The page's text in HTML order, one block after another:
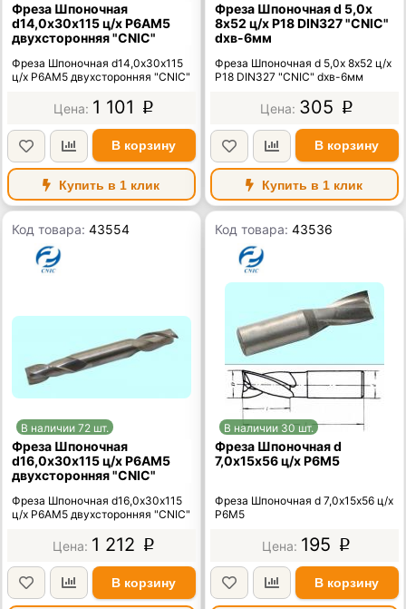
Фреза Шпоночная
d14,0х30х115 ц/х Р6АМ5
двухсторонняя "CNIC"
Фреза Шпоночная d14,0х30х115
ц/х Р6АМ5 двухсторонняя "CNIC"
1 101 p
В корзину
Купить в 1 клик
Фреза Шпоночная d 5,0х
8х52 ц/х Р18 DIN327 "CNIC"
dхв-6мм
Фреза Шпоночная d 5,0х 8х52 ц/х
Р18 DIN327 "CNIC" dхв-6мм
305 p
В корзину
Купить в 1 клик
Код товара:43554
В наличии 72 шт.
Фреза Шпоночная
d16,0х30х115 ц/х Р6АМ5
двухсторонняя "CNIC"
Фреза Шпоночная d16,0х30х115
ц/х Р6АМ5 двухсторонняя "CNIC"
1 212 p
В корзину
Код товара:43536
В наличии 30 шт.
Фреза Шпоночная d
7,0х15х56 ц/х Р6М5
Фреза Шпоночная d 7,0х15х56 ц/х
Р6М5
195 p
В корзину